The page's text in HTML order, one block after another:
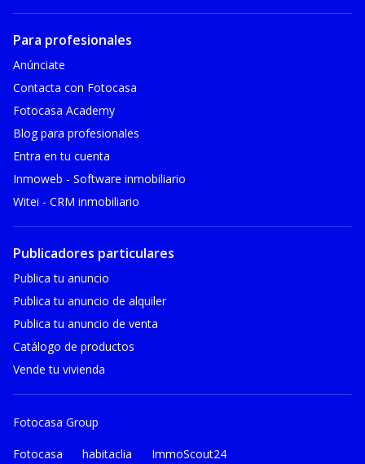
Para profesionales
Anúnciate
Contacta con Fotocasa
Fotocasa Academy
Blog para profesionales
Entra en tu cuenta
Inmoweb - Software inmobiliario
Witei - CRM inmobiliario
Publicadores particulares
Publica tu anuncio
Publica tu anuncio de alquiler
Publica tu anuncio de venta
Catálogo de productos
Vende tu vivienda
Fotocasa Group
Fotocasa habitaclia ImmoScout24